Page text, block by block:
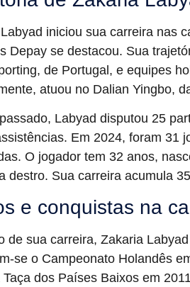
iniciou sua carreira nas
Depay se destacou. Sua
de Portugal, e equipes
atuou no Dalian Yingbo,
Labyad disputou 25
Em 2024, foram 31
O jogador tem 32 anos,
destro. Sua carreira acumula
e conquistas na
de sua carreira, Zakaria
se o Campeonato Holandês
Taça dos Países Baixos em